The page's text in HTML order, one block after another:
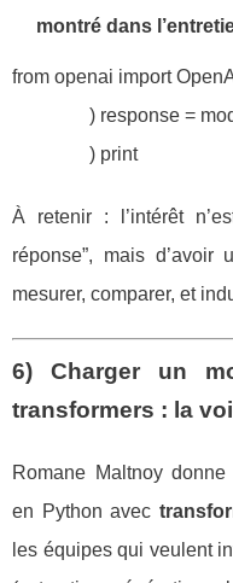
montré dans
from openai import
) response
                ) print
À retenir : l’intérêt
réponse”, mais d’avoir
mesurer, comparer, et
6) Charger un
transformers : la
Romane Maltnoy
en Python avec
les équipes qui veulent